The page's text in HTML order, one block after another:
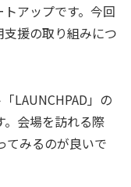
アップです。今回
援の取り組みにつ
LAUNCHPAD」の
。会場を訪れる際
てみるのが良いで